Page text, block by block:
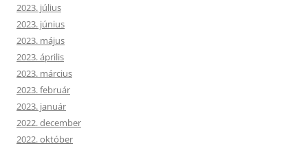
2023. július
2023. június
2023. május
2023. április
2023. március
2023. február
2023. január
2022. december
2022. október